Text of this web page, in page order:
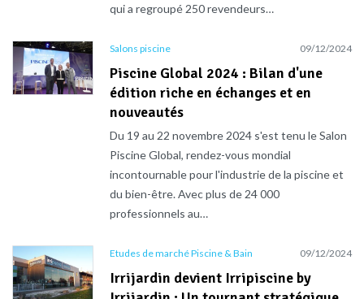
qui a regroupé 250 revendeurs…
Salons piscine 09/12/2024
Piscine Global 2024 : Bilan d'une
édition riche en échanges et en
nouveautés
Du 19 au 22 novembre 2024 s'est tenu le Salon
Piscine Global, rendez-vous mondial
incontournable pour l'industrie de la piscine et
du bien-être. Avec plus de 24 000
professionnels au…
Etudes de marché Piscine & Bain 09/12/2024
Irrijardin devient Irripiscine by